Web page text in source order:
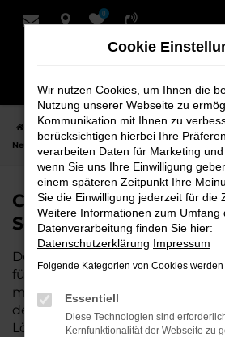
Zum
0
Startseite Nordenham CUPRA
Neuwagen bei Schmidt + Koch für Nordenham
CUPRA Ateca
Schmidt + Koch für
Der CUPRA Ateca ist die
für Nordenham einen
modernen Technik, seinem
dem stilvollen Design ist der
Lösung für jeden, der ein
Cookie
Wir nutzen Cookies, um Ihnen die
Nutzung unserer Webseite zu
Kommunikation mit Ihnen zu
berücksichtigen hierbei Ihre
verarbeiten Daten für Marketing und
wenn Sie uns Ihre Einwilligung
einem späteren Zeitpunkt Ihre
Sie die Einwilligung jederzeit für die
Weitere Informationen zum Umfang
Datenverarbeitung finden Sie hier:
Datenschutzerklärung Impressum
Folgende Kategorien von Cookies
Essentiell
Diese Technologien sind
Kernfunktionalität der Webseite zu